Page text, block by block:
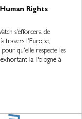
Rights
s'efforcera de
travers l'Europe,
qu'elle respecte les
la Pologne à